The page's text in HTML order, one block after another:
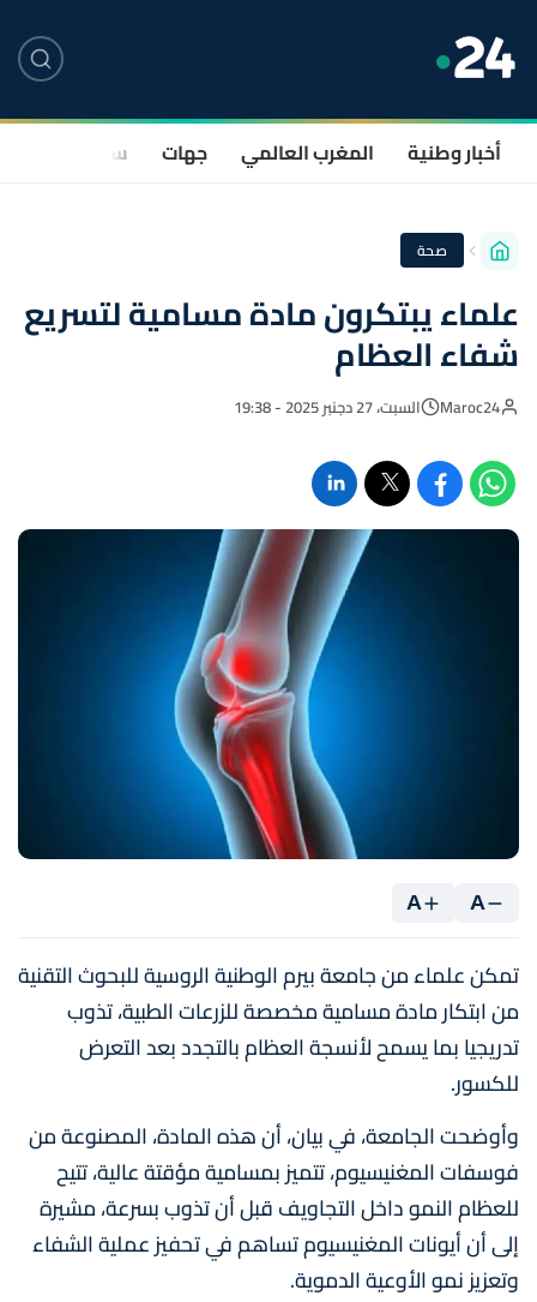
أخبار وطنية المغرب العالمي جهات سياسة
صحة
علماء يبتكرون مادة مسامية لتسريع
شفاء العظام
Maroc24 السبت، 27 دجنبر 2025 - 19:38
A
A
تمكن علماء من جامعة بيرم الوطنية الروسية للبحوث التقنية
من ابتكار مادة مسامية مخصصة للزرعات الطبية، تذوب
تدريجيا بما يسمح لأنسجة العظام بالتجدد بعد التعرض
للكسور.
وأوضحت الجامعة، في بيان، أن هذه المادة، المصنوعة من
فوسفات المغنيسيوم، تتميز بمسامية مؤقتة عالية، تتيح
للعظام النمو داخل التجاويف قبل أن تذوب بسرعة، مشيرة
إلى أن أيونات المغنيسيوم تساهم في تحفيز عملية الشفاء
وتعزيز نمو الأوعية الدموية.